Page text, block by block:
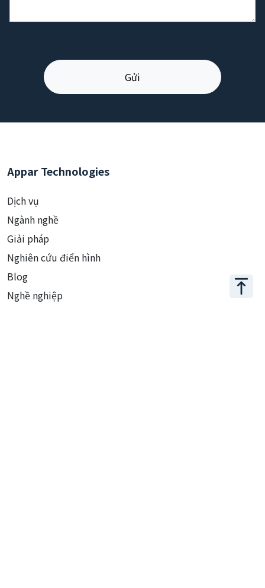
Appar Technologies
Dịch vụ
Ngành nghề
Giải pháp
Nghiên cứu điển hình
Blog
Nghề nghiệp